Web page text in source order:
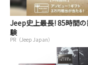
Jeep史上最長! 85時間
験
PR（Jeep Japan）